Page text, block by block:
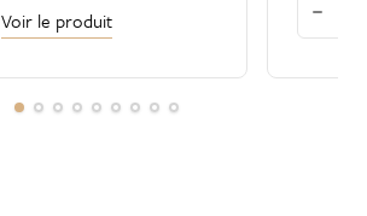
Voir le produit